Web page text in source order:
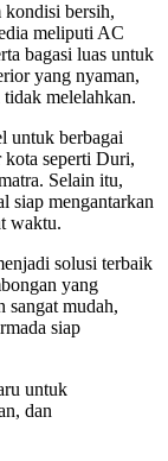
kondisi bersih,
meliputi AC
bagasi luas untuk
yang nyaman,
melelahkan.
untuk berbagai
kota seperti Duri,
Selain itu,
siap mengantarkan
waktu.
solusi terbaik
yang
sangat mudah,
siap
untuk
dan